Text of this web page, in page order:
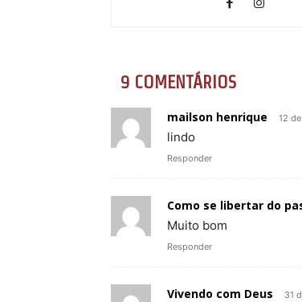
9 COMENTÁRIOS
mailson henrique 12
lindo
Responder
Como se libertar do
Muito bom
Responder
Vivendo com Deus 31